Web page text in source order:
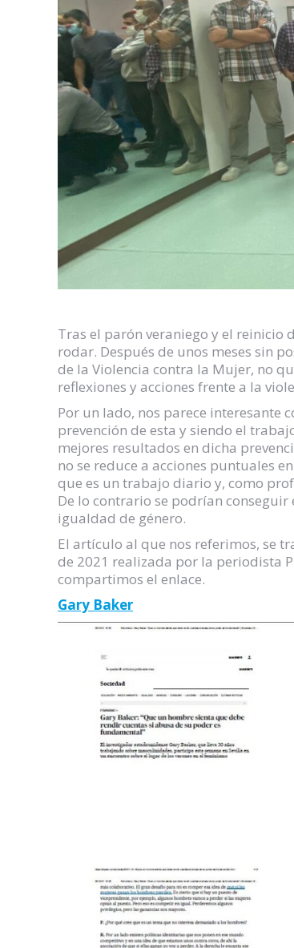
Tras el parón veraniego y el reinicio
rodar. Después de unos meses sin
de la Violencia contra la Mujer, no
reflexiones y acciones frente a la
Por un lado, nos parece interesante
prevención de esta y siendo el
mejores resultados en dicha
no se reduce a acciones puntuales
que es un trabajo diario y, como
De lo contrario se podrían conseguir
igualdad de género.
El artículo al que nos referimos, se
de 2021 realizada por la periodista
compartimos el enlace.
Gary Baker